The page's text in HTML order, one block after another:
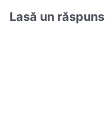
Lasă un răspuns